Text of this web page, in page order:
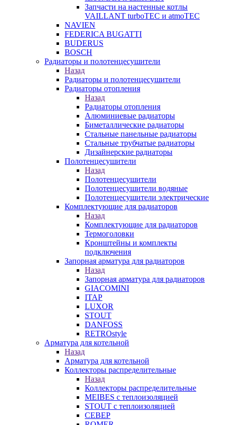
Запчасти на настенные котлы
VAILLANT turboTEC и atmoTEC
NAVIEN
FEDERICA BUGATTI
BUDERUS
BOSCH
Радиаторы и полотенцесушители
Назад
Радиаторы и полотенцесушители
Радиаторы отопления
Назад
Радиаторы отопления
Алюминиевые радиаторы
Биметаллические радиаторы
Стальные панельные радиаторы
Стальные трубчатые радиаторы
Дизайнерские радиаторы
Полотенцесушители
Назад
Полотенцесушители
Полотенцесушители водяные
Полотенцесушители электрические
Комплектующие для радиаторов
Назад
Комплектующие для радиаторов
Термоголовки
Кронштейны и комплекты
подключения
Запорная арматура для радиаторов
Назад
Запорная арматура для радиаторов
GIACOMINI
ITAP
LUXOR
STOUT
DANFOSS
RETROstyle
Арматура для котельной
Назад
Арматура для котельной
Коллекторы распределительные
Назад
Коллекторы распределительные
MEIBES с теплоизоляцией
STOUT с теплоизоляцией
СЕВЕР